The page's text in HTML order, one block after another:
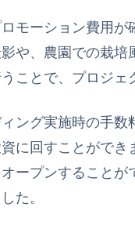
モーション費用が
や、農園での栽
ことで、プロジェ
ング実施時の手
に回すことがで
ープンすること
た。